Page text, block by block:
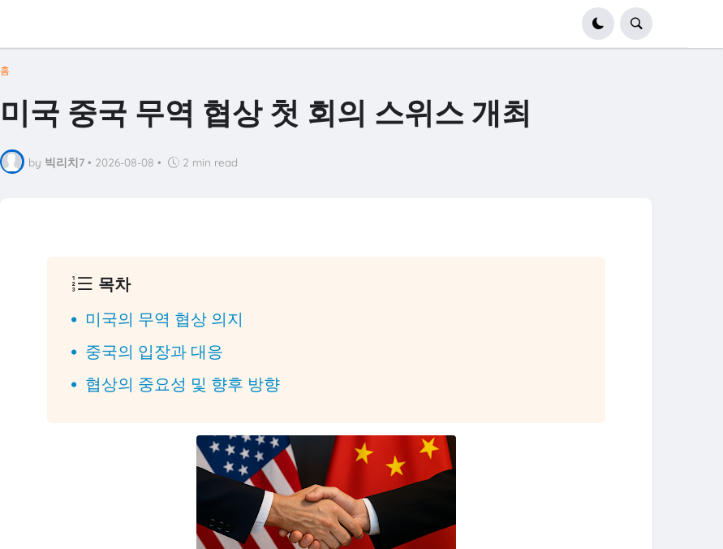
홈
미국 중국 무역 협상 첫 회의 스위스 개최
by 빅리치7 • 2026-08-08 • 2 min read
목차
미국의 무역 협상 의지
중국의 입장과 대응
협상의 중요성 및 향후 방향